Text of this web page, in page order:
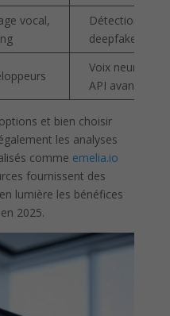
vocal,
Détection
deepfake, API
Voix neurales,
API avancée
et bien choisir
les analyses
comme emelia.io
fournissent des
lumière les bénéfices
2025.